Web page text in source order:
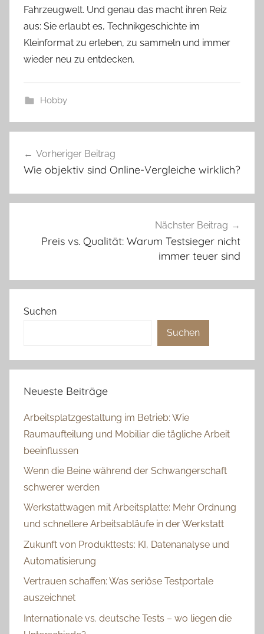
Fahrzeugwelt. Und genau das macht ihren Reiz
aus: Sie erlaubt es, Technikgeschichte im
Kleinformat zu erleben, zu sammeln und immer
wieder neu zu entdecken.
Hobby
Vorheriger Beitrag
Wie objektiv sind Online-Vergleiche wirklich?
Nächster Beitrag
Preis vs. Qualität: Warum Testsieger nicht
immer teuer sind
Suchen
Suchen
Neueste Beiträge
Arbeitsplatzgestaltung im Betrieb: Wie
Raumaufteilung und Mobiliar die tägliche Arbeit
beeinflussen
Wenn die Beine während der Schwangerschaft
schwerer werden
Werkstattwagen mit Arbeitsplatte: Mehr Ordnung
und schnellere Arbeitsabläufe in der Werkstatt
Zukunft von Produkttests: KI, Datenanalyse und
Automatisierung
Vertrauen schaffen: Was seriöse Testportale
auszeichnet
Internationale vs. deutsche Tests – wo liegen die